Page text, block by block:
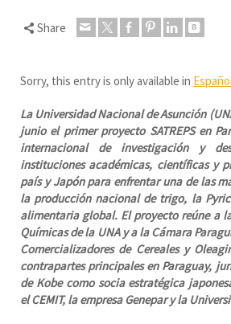
Share
Sorry, this entry is only available in
La Universidad Nacional de Asunción
junio el primer proyecto SATREPS en
internacional de investigación y
instituciones académicas, científicas y
país y Japón para enfrentar una de las
la producción nacional de trigo, la
alimentaria global. El proyecto reúne a
Químicas de la UNA y a la Cámara
Comercializadores de Cereales y
contrapartes principales en Paraguay,
de Kobe como socia estratégica
el CEMIT, la empresa Genepar y la